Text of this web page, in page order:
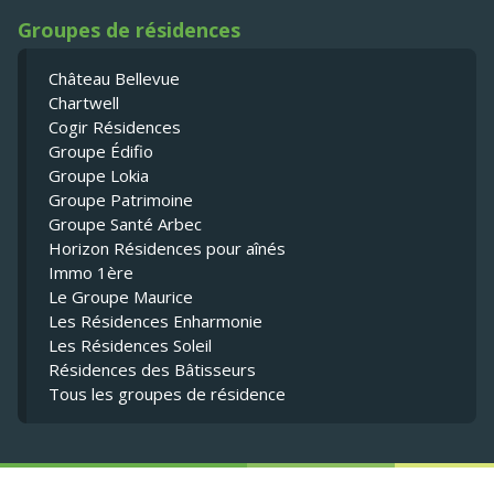
Groupes de résidences
Château Bellevue
Chartwell
Cogir Résidences
Groupe Édifio
Groupe Lokia
Groupe Patrimoine
Groupe Santé Arbec
Horizon Résidences pour aînés
Immo 1ère
Le Groupe Maurice
Les Résidences Enharmonie
Les Résidences Soleil
Résidences des Bâtisseurs
Tous les groupes de résidence